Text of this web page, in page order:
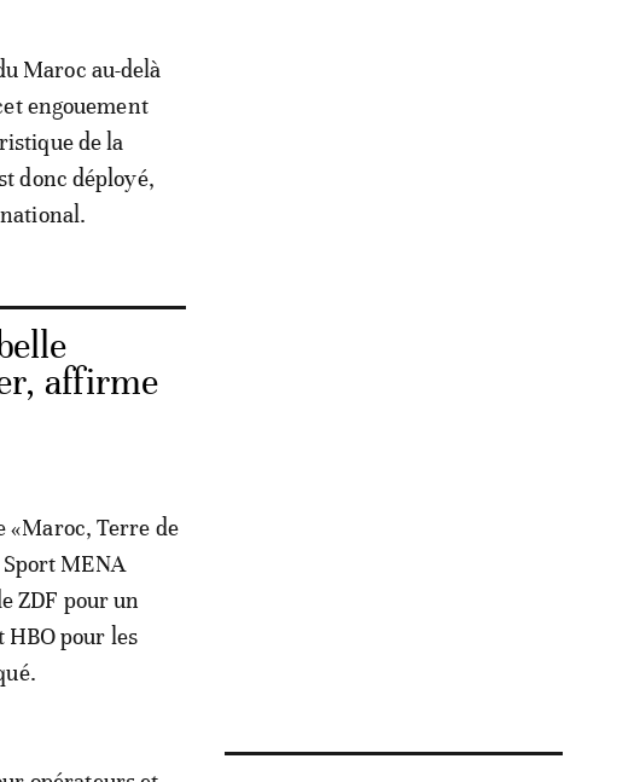
Maroc au-delà
engouement
de la
donc déployé,
affirme
«Maroc, Terre de
MENA
ZDF pour un
HBO pour les